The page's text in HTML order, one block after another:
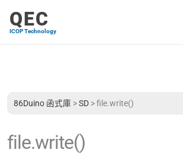
QEC
ICOP Technology
86Duino 函式庫 >SD >file.write()
file.write()